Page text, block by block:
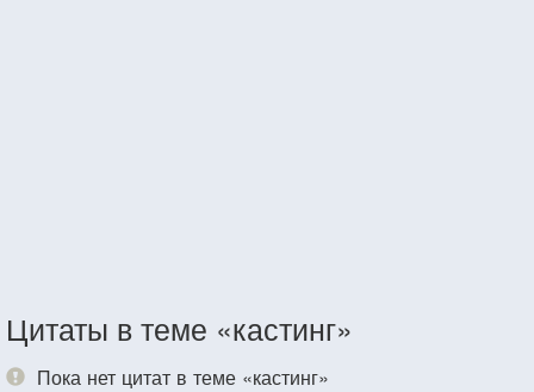
Цитаты в теме «кастинг»
Пока нет цитат в теме «кастинг»